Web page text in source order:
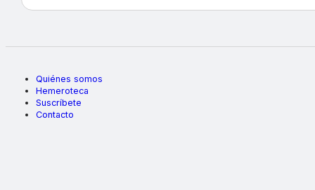
Quiénes somos
Hemeroteca
Suscríbete
Contacto